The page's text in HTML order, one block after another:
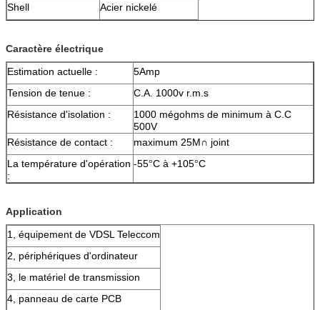
Shell
Acier nickelé
Caractère électrique
Estimation actuelle :
5Amp
Tension de tenue :
C.A. 1000v r.m.s
Résistance d'isolation :
1000 mégohms de minimum à C.C
500V
Résistance de contact :
maximum 25M∩ joint
La température d'opération
:
-55°C à +105°C
Application
1, équipement de VDSL Teleccom
2, périphériques d'ordinateur
3, le matériel de transmission
4, panneau de carte PCB